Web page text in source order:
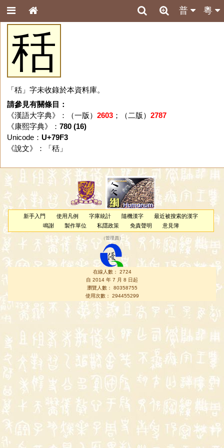
粵
普
秳
「秳」字未收錄於本資料庫。
請參見有關條目：
《漢語大字典》：（一版） 2603；（二版） 2787
《康熙字典》： 780 (16)
Unicode： U+79F3
《說文》：「 秳」
新手入門 使用凡例 字庫統計 隨機漢字
最近被搜索的漢字
鳴謝
製作單位 私隱政策 免責聲明 意見簿
（管理員 ）
在線人數： 2724
自 2014 年 7 月 8 日起
瀏覽人數： 80358755
使用次數： 294455299